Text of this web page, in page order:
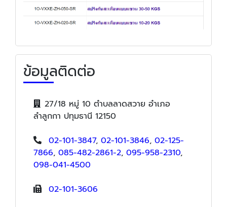
ข้อมูลติดต่อ
27/18 หมู่ 10 ตำบลลาดสวาย อำเภอ
ลำลูกกา ปทุมธานี 12150
02-101-3847, 02-101-3846, 02-125-
7866, 085-482-2861-2, 095-958-2310,
098-041-4500
02-101-3606